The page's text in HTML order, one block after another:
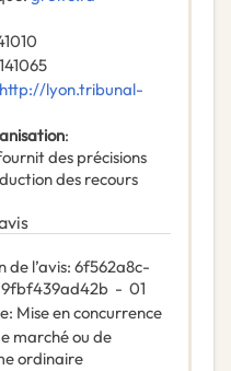
http://lyon.tribunal-
:
des précisions
des recours
l’avis: 6f562a8c-
- 01
: Mise en concurrence
marché ou de
ordinaire